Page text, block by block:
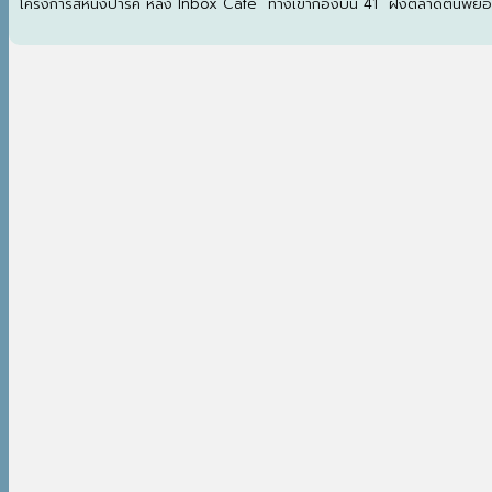
โครงการสี่หนึ่งปาร์ค หลัง Inbox Cafe ทางเข้ากองบิน 41 ฝั่งตลาดต้นพย